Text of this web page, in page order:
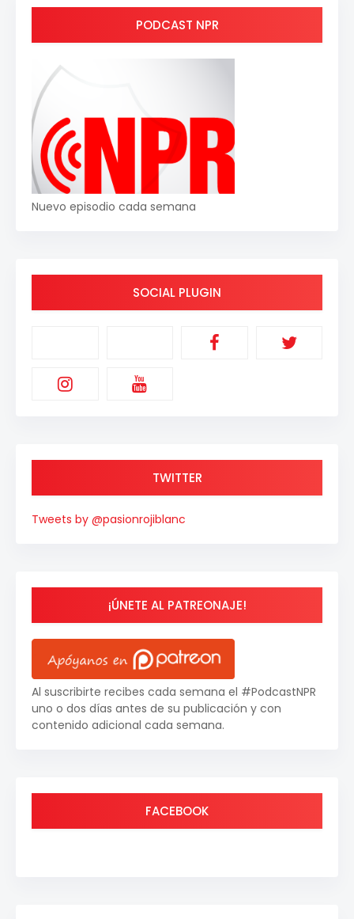
PODCAST NPR
Nuevo episodio cada semana
SOCIAL PLUGIN
TWITTER
Tweets by @pasionrojiblanc
¡ÚNETE AL PATREONAJE!
Al suscribirte recibes cada semana el #PodcastNPR
uno o dos días antes de su publicación y con
contenido adicional cada semana.
FACEBOOK